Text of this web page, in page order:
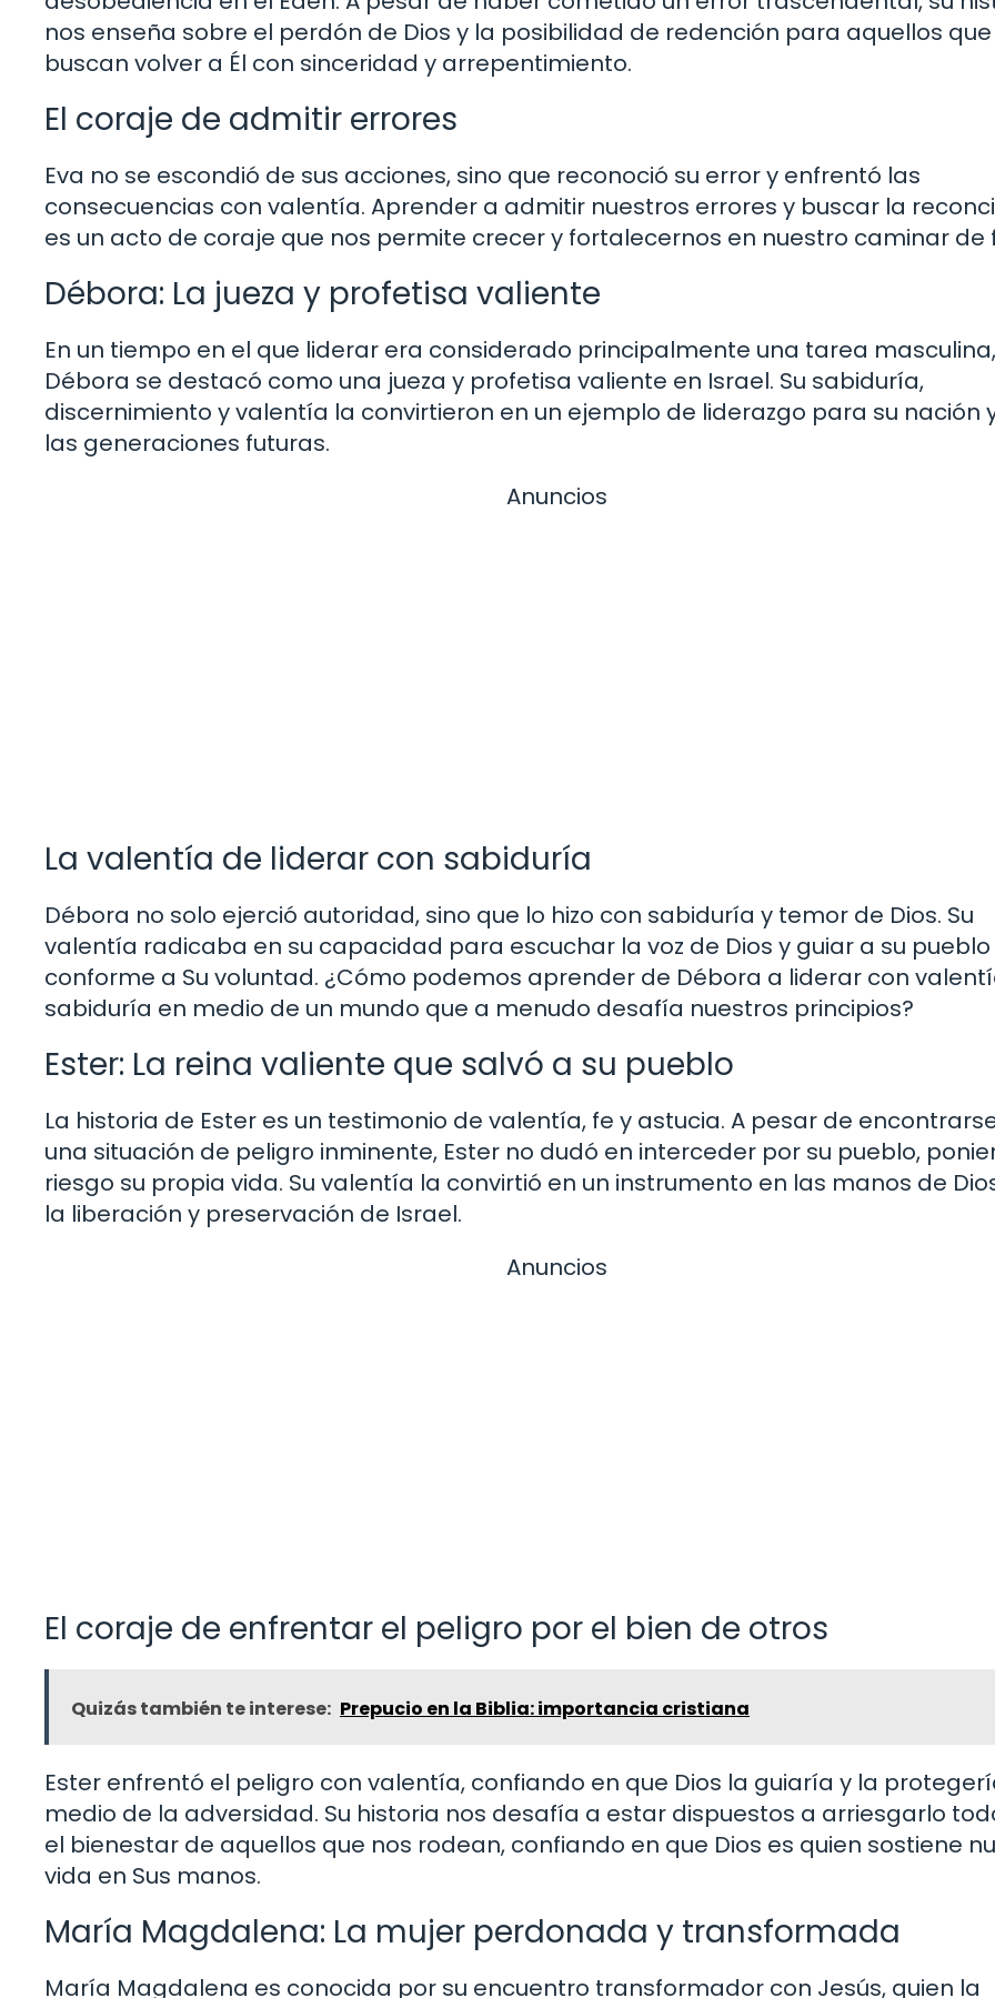
nos enseña sobre el perdón de Dios y la posibilidad de redención para aquellos que
buscan volver a Él con sinceridad y arrepentimiento.
El coraje de admitir errores
Eva no se escondió de sus acciones, sino que reconoció su error y enfrentó las
consecuencias con valentía. Aprender a admitir nuestros errores y buscar la
es un acto de coraje que nos permite crecer y fortalecernos en nuestro caminar de
Débora: La jueza y profetisa valiente
En un tiempo en el que liderar era considerado principalmente una tarea masculina,
Débora se destacó como una jueza y profetisa valiente en Israel. Su sabiduría,
discernimiento y valentía la convirtieron en un ejemplo de liderazgo para su nación
las generaciones futuras.
Anuncios
La valentía de liderar con sabiduría
Débora no solo ejerció autoridad, sino que lo hizo con sabiduría y temor de Dios. Su
valentía radicaba en su capacidad para escuchar la voz de Dios y guiar a su pueblo
conforme a Su voluntad. ¿Cómo podemos aprender de Débora a liderar con
sabiduría en medio de un mundo que a menudo desafía nuestros principios?
Ester: La reina valiente que salvó a su pueblo
La historia de Ester es un testimonio de valentía, fe y astucia. A pesar de
una situación de peligro inminente, Ester no dudó en interceder por su pueblo,
riesgo su propia vida. Su valentía la convirtió en un instrumento en las manos de
la liberación y preservación de Israel.
Anuncios
El coraje de enfrentar el peligro por el bien de otros
Quizás también te interese: Prepucio en la Biblia: importancia cristiana
Ester enfrentó el peligro con valentía, confiando en que Dios la guiaría y la
medio de la adversidad. Su historia nos desafía a estar dispuestos a arriesgarlo
el bienestar de aquellos que nos rodean, confiando en que Dios es quien sostiene
vida en Sus manos.
María Magdalena: La mujer perdonada y transformada
María Magdalena es conocida por su encuentro transformador con Jesús, quien la